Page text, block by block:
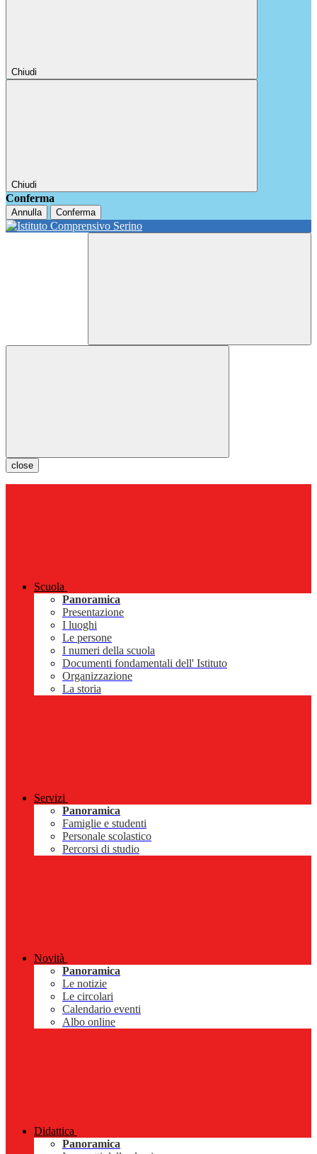
Chiudi
Chiudi
Conferma
Annulla Conferma
close
Scuola
Panoramica
Presentazione
I luoghi
Le persone
I numeri della scuola
Documenti fondamentali dell' Istituto
Organizzazione
La storia
Servizi
Panoramica
Famiglie e studenti
Personale scolastico
Percorsi di studio
Novità
Panoramica
Le notizie
Le circolari
Calendario eventi
Albo online
Didattica
Panoramica